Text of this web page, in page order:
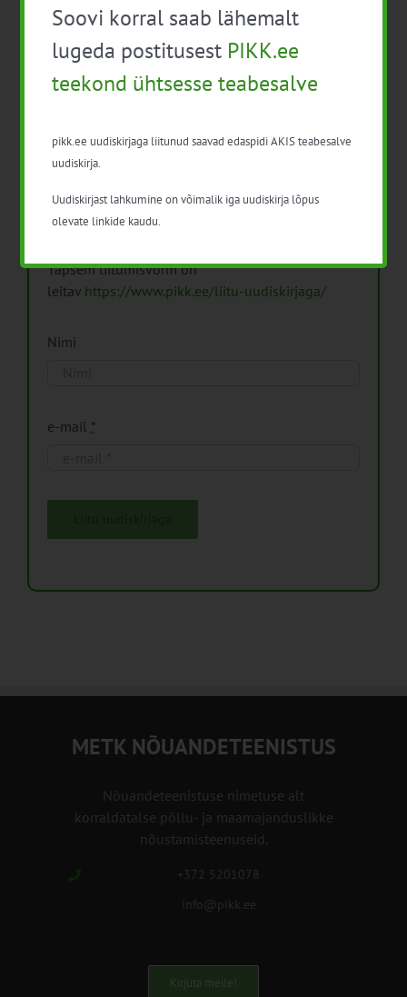
Pikk.ee uudiskirjaga liitumine.
Isikuandmeid töötleme vastavalt
Isikuandmete
Täpsem liitumisvorm on
leitav https://www.pikk.ee/liitu-uudiskirjaga/
Nimi
e-mail *
METK NÕUANDETEENISTUS
Nõuandeteenistuse nimetuse alt
korraldatalse põllu- ja maamajanduslikke
nõustamisteenuseid.
+372 5201078
info@pikk.ee
Kirjuta meile!
Soovi korral saab lähemalt
lugeda postitusest PIKK.ee
teekond ühtsesse teabesalve
pikk.ee uudiskirjaga liitunud saavad edaspidi AKIS teabesalve
uudiskirja.
Uudiskirjast lahkumine on võimalik iga uudiskirja lõpus
olevate linkide kaudu.